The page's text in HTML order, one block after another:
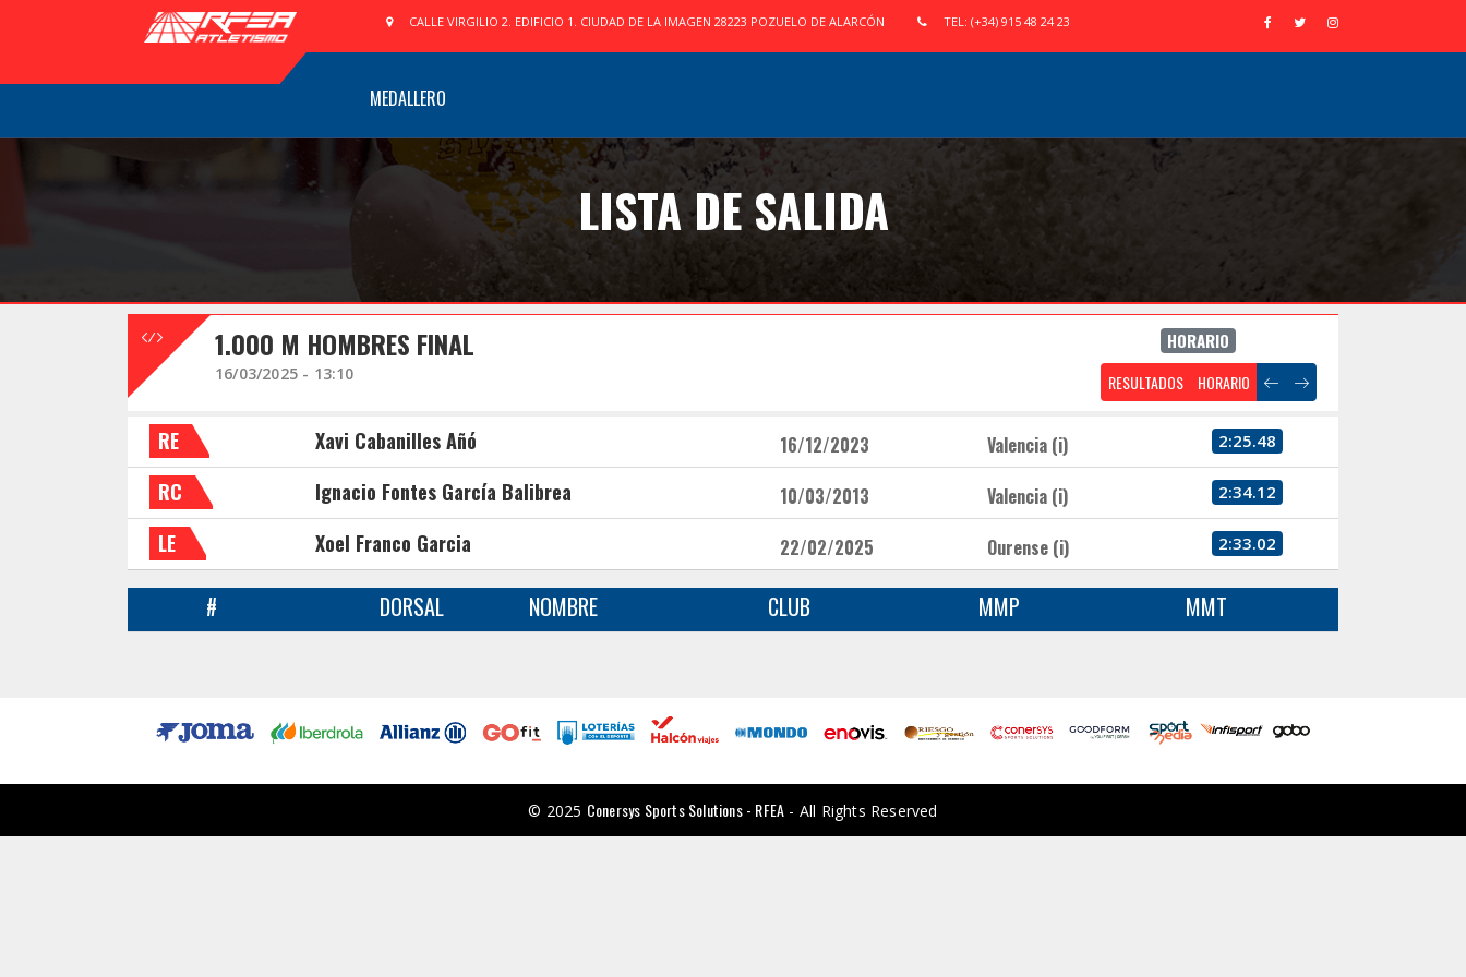
CALLE VIRGILIO 2. EDIFICIO 1. CIUDAD DE LA IMAGEN 28223 POZUELO DE ALARCÓN TEL: (+34) 915 48 24 23
MEDALLERO
LISTA DE SALIDA
1.000 M HOMBRES FINAL HORARIO
16/03/2025 - 13:10 RESULTADOS HORARIO
RE Xavi Cabanilles Añó 16/12/2023 Valencia (i) 2:25.48
RC Ignacio Fontes García Balibrea 10/03/2013 Valencia (i) 2:34.12
LE Xoel Franco Garcia 22/02/2025 Ourense (i) 2:33.02
# DORSAL NOMBRE CLUB MMP MMT
© 2025 Conersys Sports Solutions - RFEA - All Rights Reserved